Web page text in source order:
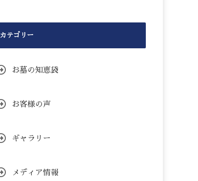
カテゴリー
お墓の知恵袋
お客様の声
ギャラリー
メディア情報